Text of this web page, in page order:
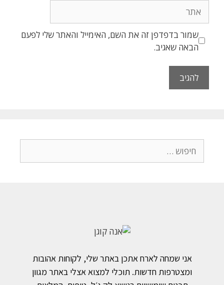
שמור בדפדפן זה את השם, האימייל והאתר שלי לפעם
הבאה שאגיב.
אני שמחה לארח אתכן באתר שלי, לקוחות אהובות
ומצטרפות חדשות. תוכלי למצוא אצלי באתר מגוון